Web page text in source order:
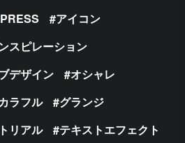
アイコン
スピレーション
デザイン
オシャレ
ラフル
グランジ
リアル
テキストエフェクト